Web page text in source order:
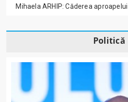
Mihaela ARHIP: Căderea
Politică